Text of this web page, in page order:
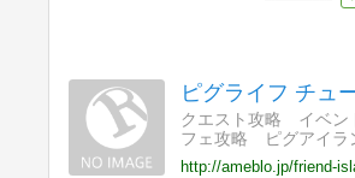
ピグライフ チュ
クエスト攻略 イベ
フェ攻略 ピグアイ
http://ameblo.jp/friend-